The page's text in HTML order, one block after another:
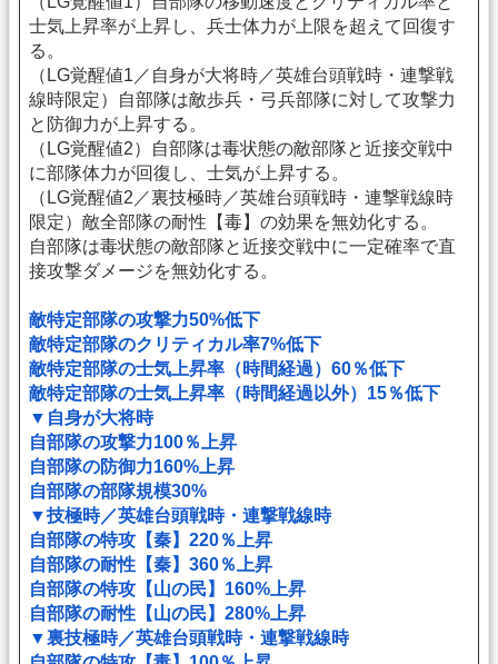
士気上昇率が上昇し、兵士体力が上限を超えて回復す
る。
（LG覚醒値1／自身が大将時／英雄台頭戦時・連撃戦
線時限定）自部隊は敵歩兵・弓兵部隊に対して攻撃力
と防御力が上昇する。
（LG覚醒値2）自部隊は毒状態の敵部隊と近接交戦中
に部隊体力が回復し、士気が上昇する。
（LG覚醒値2／裏技極時／英雄台頭戦時・連撃戦線時
限定）敵全部隊の耐性【毒】の効果を無効化する。
自部隊は毒状態の敵部隊と近接交戦中に一定確率で直
接攻撃ダメージを無効化する。
敵特定部隊の攻撃力50%低下
敵特定部隊のクリティカル率7%低下
敵特定部隊の士気上昇率（時間経過）60％低下
敵特定部隊の士気上昇率（時間経過以外）15％低下
▼自身が大将時
自部隊の攻撃力100％上昇
自部隊の防御力160%上昇
自部隊の部隊規模30%
▼技極時／英雄台頭戦時・連撃戦線時
自部隊の特攻【秦】220％上昇
自部隊の耐性【秦】360％上昇
自部隊の特攻【山の民】160%上昇
自部隊の耐性【山の民】280%上昇
▼裏技極時／英雄台頭戦時・連撃戦線時